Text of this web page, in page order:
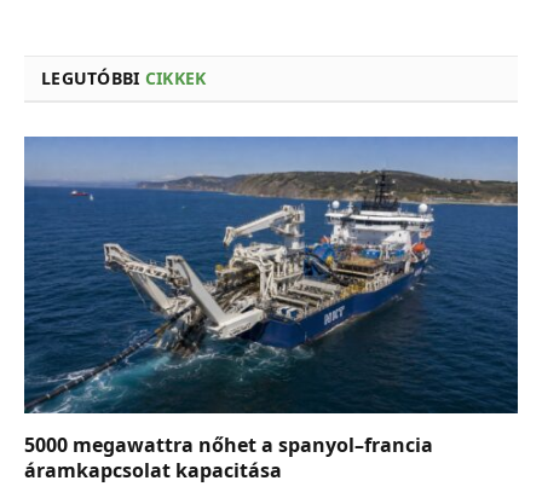
LEGUTÓBBI CIKKEK
5000 megawattra nőhet a spanyol–francia
áramkapcsolat kapacitása